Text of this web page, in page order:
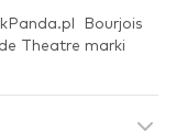
Bourjois
Theatre marki